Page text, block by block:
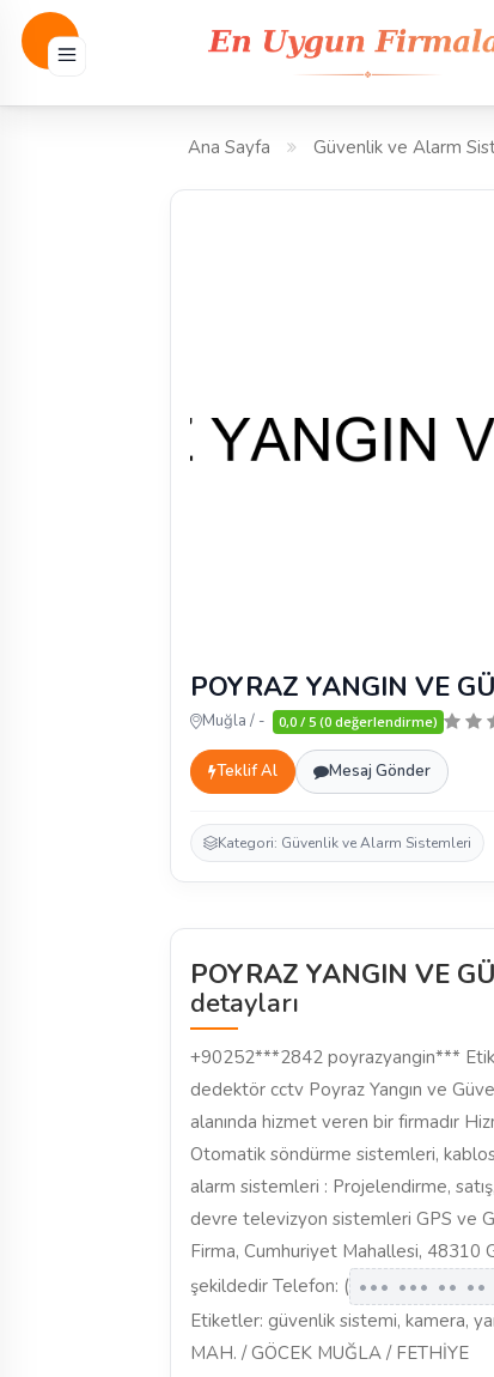
Ana Sayfa Güvenlik ve Alarm
POYRAZ YANGIN VE
Muğla / - 0,0 / 5 (0 değerlendirme)
Teklif Al Mesaj Gönder
Kategori: Güvenlik ve Alarm Sistemleri
POYRAZ YANGIN VE
detayları
+90252***2842 poyrazyangin***
dedektör cctv Poyraz Yangın ve
alanında hizmet veren bir firmadır
Otomatik söndürme sistemleri,
alarm sistemleri : Projelendirme,
devre televizyon sistemleri GPS ve
Firma, Cumhuriyet Mahallesi, 48310
şekildedir Telefon: ( ••• ••• •• ••
Etiketler: güvenlik sistemi, kamera,
MAH. / GÖCEK MUĞLA / FETHİYE